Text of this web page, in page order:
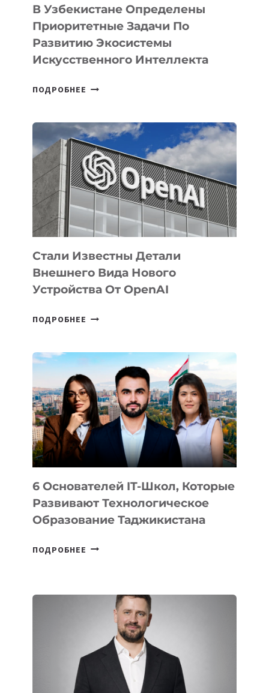
В Узбекистане Определены
Приоритетные Задачи По
Развитию Экосистемы
Искусственного Интеллекта
ПОДРОБНЕЕ
ПРИОРИТЕТНЫЕ
ЗАДАЧИ
ПО
РАЗВИТИЮ
ЭКОСИСТЕМЫ
ИСКУССТВЕННОГО
ИНТЕЛЛЕКТА
Стали Известны Детали
Внешнего Вида Нового
Устройства От OpenAI
ПОДРОБНЕЕ СТАЛИ
ВНЕШНЕГО
ВИДА
НОВОГО
УСТРОЙСТВА
ОТ
OPENAI
6 Основателей IT-Школ, Которые
Развивают Технологическое
Образование Таджикистана
ПОДРОБНЕЕ 6
КОТОРЫЕ
РАЗВИВАЮТ
ТЕХНОЛОГИЧЕСКОЕ
ОБРАЗОВАНИЕ
ТАДЖИКИСТАНА